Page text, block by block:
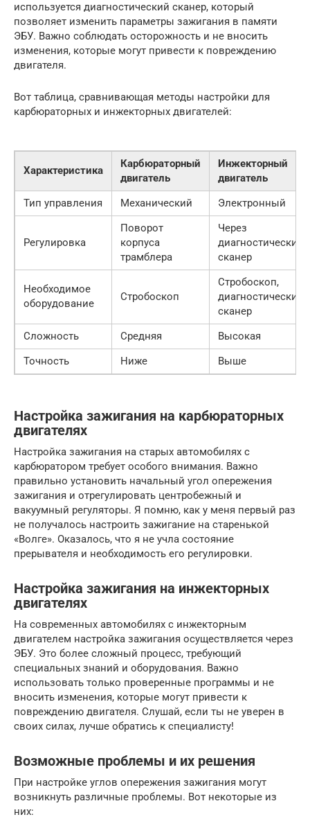
используется диагностический сканер, который
позволяет изменить параметры зажигания в памяти
ЭБУ. Важно соблюдать осторожность и не вносить
изменения, которые могут привести к повреждению
двигателя.
Вот таблица, сравнивающая методы настройки для
карбюраторных и инжекторных двигателей:
Характеристика
Карбюраторный
двигатель
Инжекторный
двигатель
Тип управления
Механический Электронный
Регулировка
Поворот
корпуса
трамблера
Через
диагностический
сканер
Необходимое
оборудование
Стробоскоп
Стробоскоп,
диагностический
сканер
Сложность
Средняя
Высокая
Точность
Ниже Выше
Настройка зажигания на карбюраторных
двигателях
Настройка зажигания на старых автомобилях с
карбюратором требует особого внимания. Важно
правильно установить начальный угол опережения
зажигания и отрегулировать центробежный и
вакуумный регуляторы. Я помню, как у меня первый раз
не получалось настроить зажигание на старенькой
«Волге». Оказалось, что я не учла состояние
прерывателя и необходимость его регулировки.
Настройка зажигания на инжекторных
двигателях
На современных автомобилях с инжекторным
двигателем настройка зажигания осуществляется через
ЭБУ. Это более сложный процесс, требующий
специальных знаний и оборудования. Важно
использовать только проверенные программы и не
вносить изменения, которые могут привести к
повреждению двигателя. Слушай, если ты не уверен в
своих силах, лучше обратись к специалисту!
Возможные проблемы и их решения
При настройке углов опережения зажигания могут
возникнуть различные проблемы. Вот некоторые из
них: